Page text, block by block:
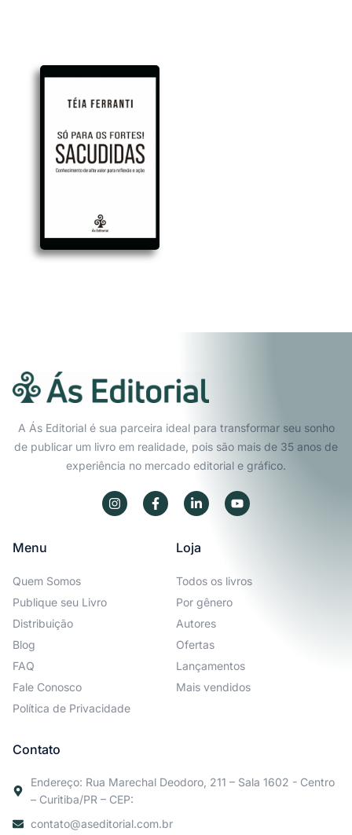
A Ás Editorial é sua parceira ideal para transformar seu sonho
de publicar um livro em realidade, pois são mais de 35 anos de
experiência no mercado editorial e gráfico.
Menu
Quem Somos
Publique seu Livro
Distribuição
Blog
FAQ
Fale Conosco
Política de Privacidade
Loja
Todos os livros
Por gênero
Autores
Ofertas
Lançamentos
Mais vendidos
Contato
Endereço: Rua Marechal Deodoro, 211 – Sala 1602 - Centro
– Curitiba/PR – CEP:
contato@aseditorial.com.br